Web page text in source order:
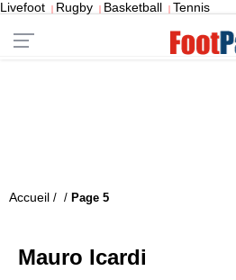
Livefoot | Rugby | Basketball | Tennis
Accueil / / Page 5
Mauro Icardi